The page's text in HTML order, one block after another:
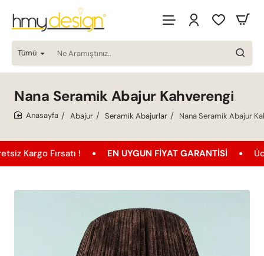
Tümü
Ne
Aramıştınız..
Nana Seramik Abajur Kahverengi
Abajur Seramik Abajurlar Nana Seramik Abajur
Fırsatı ! EN UYGUN FIYAT GARANTISI Ücretsiz